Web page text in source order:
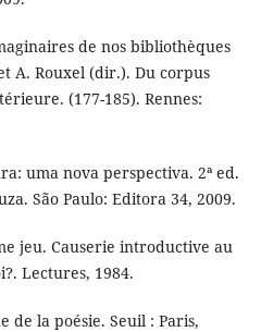
de nos bibliothèques
A. Rouxel (dir.). Du corpus
(177-185). Rennes:
uma nova perspectiva. 2ª ed.
São Paulo: Editora 34, 2009.
jeu. Causerie introductive au
Lectures, 1984.
de la poésie. Seuil : Paris,